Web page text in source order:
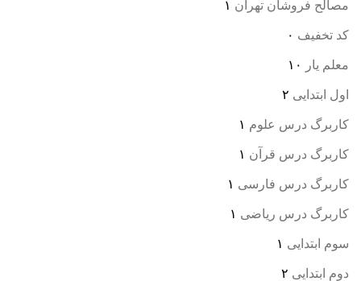
مصالح فروشان تهران ۱
کد تخفیف ۰
معلم یار ۱۰
اول ابتدایی ۲
کاربرگ درس علوم ۱
کاربرگ درس قرآن ۱
کاربرگ درس فارسی ۱
کاربرگ درس ریاضی ۱
سوم ابتدایی ۱
دوم ابتدایی ۲